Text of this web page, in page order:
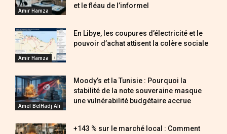
Amir Hamza
et le fléau de l’informel
Amir Hamza
En Libye, les coupures d’électricité et le
pouvoir d’achat attisent la colère sociale
Amel BelHadj Ali
Moody’s et la Tunisie : Pourquoi la
stabilité de la note souveraine masque
une vulnérabilité budgétaire accrue
+143 % sur le marché local : Comment